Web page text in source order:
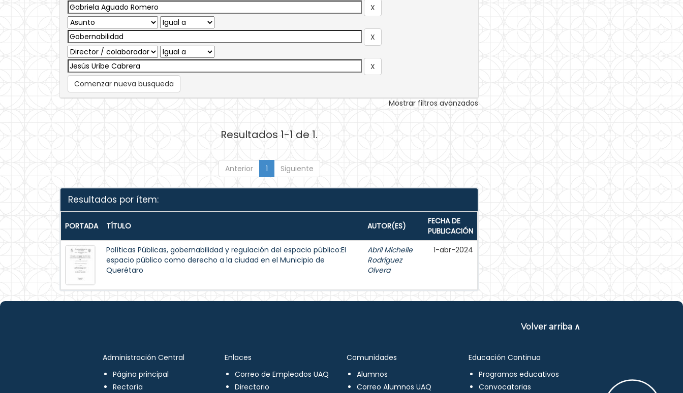
Comenzar nueva busqueda
Mostrar filtros avanzados
Resultados 1-1 de 1.
Anterior 1 Siguiente
Resultados por ítem:
PORTADA TÍTULO AUTOR(ES)
FECHA DE
PUBLICACIÓN
Políticas Públicas, gobernabilidad y regulación del espacio público:El
espacio público como derecho a la ciudad en el Municipio de
Querétaro
Abril Michelle
Rodríguez
Olvera
1-abr-2024
Volver arriba ∧
Administración Central
Página principal
Rectoría
Enlaces
Correo de Empleados UAQ
Directorio
Comunidades
Alumnos
Correo Alumnos UAQ
Educación Continua
Programas educativos
Convocatorias